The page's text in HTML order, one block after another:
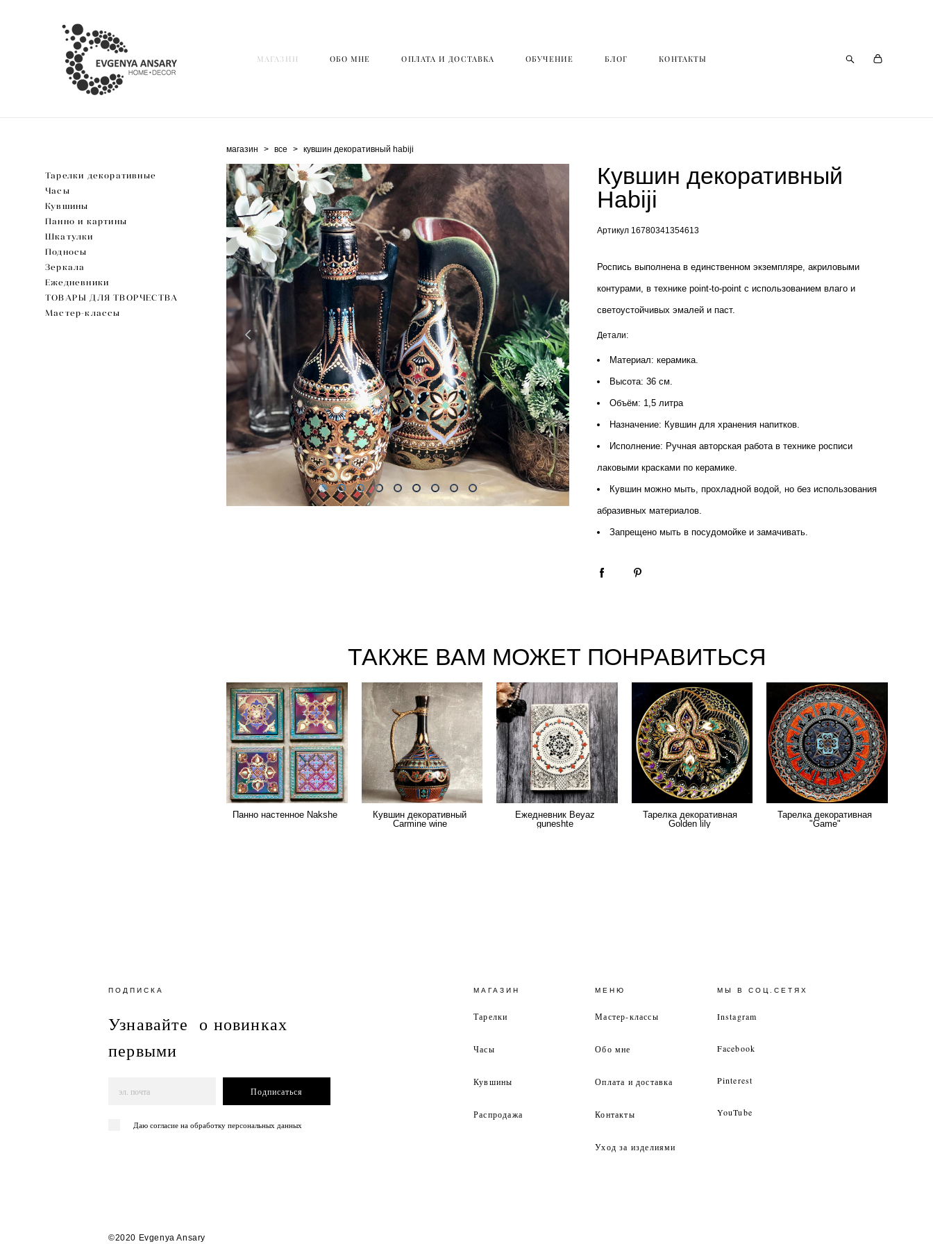
МАГАЗИН ОБО МНЕ ОПЛАТА И ДОСТАВКА ОБУЧЕНИЕ БЛОГ КОНТАКТЫ
МАГАЗИН ОБО МНЕ ОПЛАТА И ДОСТАВКА ОБУЧЕНИЕ БЛОГ КОНТАКТЫ
Тарелки декоративные
Часы
Кувшины
Панно и картины
Шкатулки
Подносы
Зеркала
Ежедневники
ТОВАРЫ ДЛЯ ТВОРЧЕСТВА
Мастер-классы
магазин > все > кувшин декоративный habiji
Кувшин декоративный
Habiji
Артикул 16780341354613
Роспись выполнена в единственном экземпляре, акриловыми
контурами, в технике point-to-point с использованием влаго и
светоустойчивых эмалей и паст.
Детали:
Материал: керамика.
Высота: 36 см.
Объём: 1,5 литра
Назначение: Кувшин для хранения напитков.
Исполнение: Ручная авторская работа в технике росписи
лаковыми красками по керамике.
Кувшин можно мыть, прохладной водой, но без использования
абразивных материалов.
Запрещено мыть в посудомойке и замачивать.
ТАКЖЕ ВАМ МОЖЕТ ПОНРАВИТЬСЯ
Панно настенное Nakshe
Кувшин декоративный
Carmine wine
Ежедневник Beyaz
guneshte
Тарелка декоративная
Golden lily
Тарелка декоративная
"Game"
ПОДПИСКА
Узнавайте о новинках
первыми
Подписаться
Даю согласие на обработку персональных данных
МАГАЗИН
Тарелки
Часы
Кувшины
Распродажа
МЕНЮ
Мастер-классы
Обо мне
Оплата и доставка
Контакты
Уход за изделиями
МЫ В СОЦ.СЕТЯХ
Instagram
Facebook
Pinterest
YouTube
©2020 Evgenya Ansary